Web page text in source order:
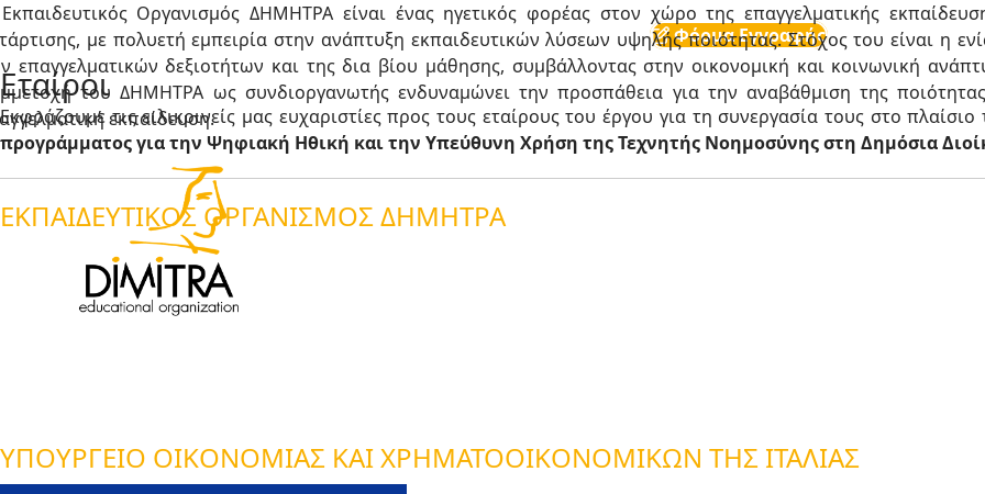
Φόρμα Εγγραφής
Εταίροι
Εκφράζουμε τις ειλικρινείς μας ευχαριστίες προς τους εταίρους του έργου για τη συνεργασία τους στο
προγράμματος για την Ψηφιακή Ηθική και την Υπεύθυνη Χρήση της Τεχνητής Νοημοσύνης στη Δημόσια
ΕΚΠΑΙΔΕΥΤΙΚΟΣ ΟΡΓΑΝΙΣΜΟΣ ΔΗΜΗΤΡΑ
Οργανισμός ΔΗΜΗΤΡΑ είναι ένας ηγετικός φορέας στον χώρο της επαγγελματικής
με πολυετή εμπειρία στην ανάπτυξη εκπαιδευτικών λύσεων υψηλής ποιότητας. Στόχος του είναι η
επαγγελματικών δεξιοτήτων και της δια βίου μάθησης, συμβάλλοντας στην οικονομική και κοινωνική
του ΔΗΜΗΤΡΑ ως συνδιοργανωτής ενδυναμώνει την προσπάθεια για την αναβάθμιση της
εκπαίδευση.
ΥΠΟΥΡΓΕΊΟ ΟΙΚΟΝΟΜΊΑΣ ΚΑΙ ΧΡΗΜΑΤΟΟΙΚΟΝΟΜΙΚΏΝ ΤΗΣ ΙΤΑΛΊΑΣ